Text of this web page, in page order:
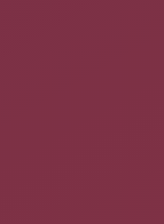
par ex. le
pour récupérer son
la plage d'attribution
Elle se voit par
chaotique des
de conflits : attention
fixe dans cette plage